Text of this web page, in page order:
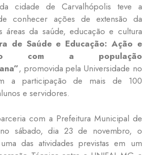
cidade de Carvalhópolis teve a
conhecer ações de extensão da
áreas da saúde, educação e cultura
de Saúde e Educação: Ação e
com a população
, promovida pela Universidade no
a participação de mais de 100
e servidores.
com a Prefeitura Municipal de
sábado, dia 23 de novembro, o
das atividades previstas em um